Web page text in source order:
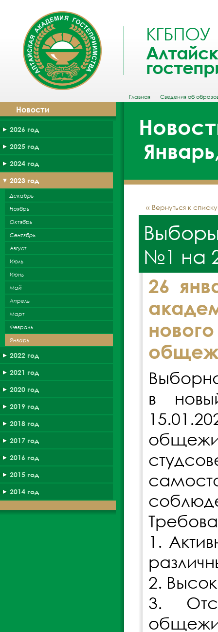
КГБПОУ
Главная Сведения об
Новости
2026 год
2025 год
2024 год
2023 год
Декабрь
Ноябрь
Октябрь
Сентябрь
Август
Июль
Июнь
Май
Апрель
Март
Февраль
Январь
2022 год
2021 год
2020 год
2019 год
2018 год
2017 год
2016 год
2015 год
2014 год
‹‹ Вернуться к
№1 на
26
в
1.
2.
3.